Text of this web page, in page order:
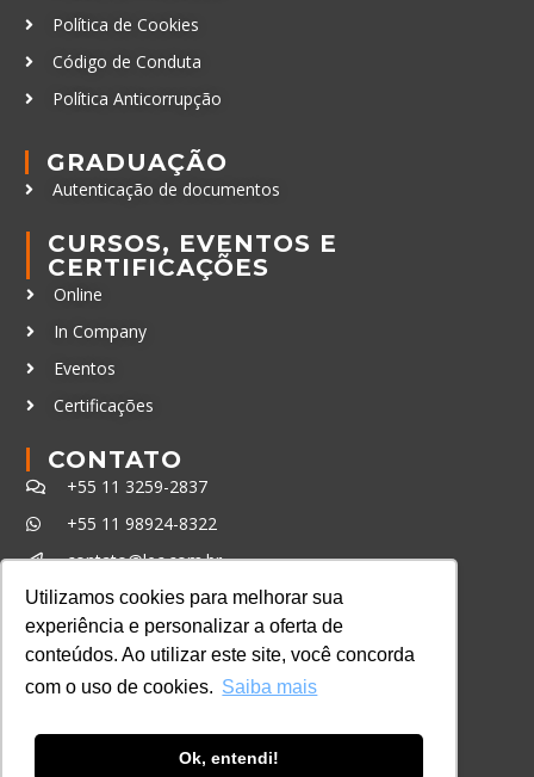
Utilizamos cookies para melhorar sua
experiência e personalizar a oferta de
conteúdos. Ao utilizar este site, você concorda
com o uso de cookies. Saiba mais
Ok, entendi!
Política de Cookies
Código de Conduta
Política Anticorrupção
GRADUAÇÃO
Autenticação de documentos
CURSOS, EVENTOS E
CERTIFICAÇÕES
Online
In Company
Eventos
Certificações
CONTATO
+55 11 3259-2837
+55 11 98924-8322
contato@lec.com.br
Ferramenta Antifraude
Consulte aqui o cadastro da Instituição no
Sistema e-MEC